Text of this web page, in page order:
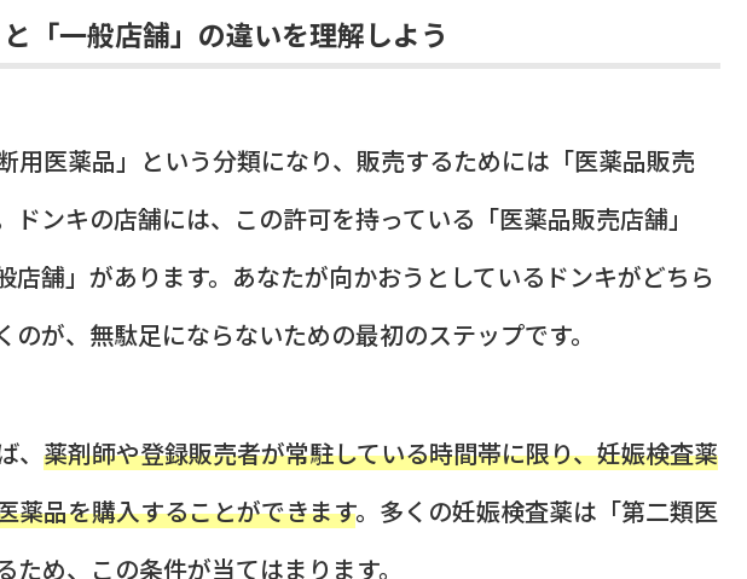
と「一般店舗」の違いを理解しよう
用医薬品」という分類になり、販売するためには「医薬品販売
ドンキの店舗には、この許可を持っている「医薬品販売店舗」
店舗」があります。あなたが向かおうとしているドンキがどちら
のが、無駄足にならないための最初のステップです。
薬剤師や登録販売者が常駐している時間帯に限り、妊娠検査薬
薬品を購入することができます。多くの妊娠検査薬は「第二類医
め、この条件が当てはまります。